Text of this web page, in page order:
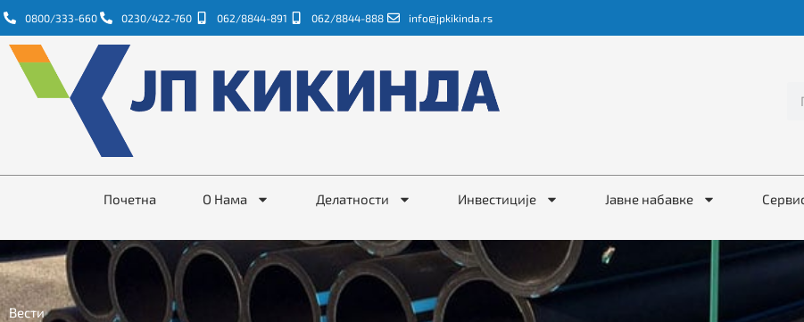
0800/333-660 0230/422-760 062/8844-891 062/8844-888 info@jpkikinda.rs
Почетна О Нама Делатности Инвестиције Јавне набавке
Вести